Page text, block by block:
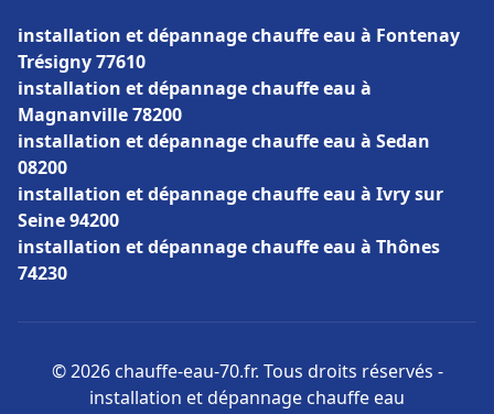
installation et dépannage chauffe eau à Fontenay
Trésigny 77610
installation et dépannage chauffe eau à
Magnanville 78200
installation et dépannage chauffe eau à Sedan
08200
installation et dépannage chauffe eau à Ivry sur
Seine 94200
installation et dépannage chauffe eau à Thônes
74230
© 2026 chauffe-eau-70.fr. Tous droits réservés -
installation et dépannage chauffe eau